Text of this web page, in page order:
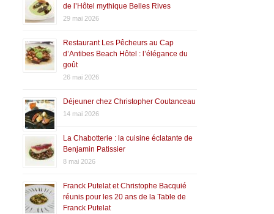
de l’Hôtel mythique Belles Rives
29 mai 2026
Restaurant Les Pêcheurs au Cap
d’Antibes Beach Hôtel : l’élégance du
goût
26 mai 2026
Déjeuner chez Christopher Coutanceau
14 mai 2026
La Chabotterie : la cuisine éclatante de
Benjamin Patissier
8 mai 2026
Franck Putelat et Christophe Bacquié
réunis pour les 20 ans de la Table de
Franck Putelat